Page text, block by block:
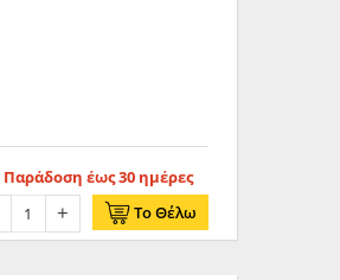
Παράδοση έως 30 ημέρες
Το Θέλω